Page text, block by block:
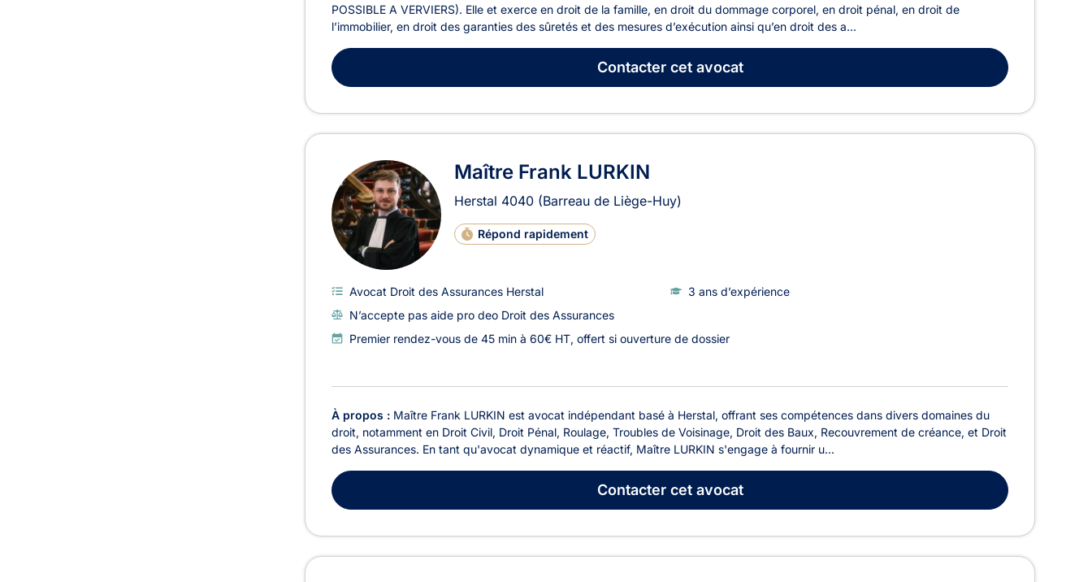
POSSIBLE A VERVIERS). Elle et exerce en droit de la famille, en droit du dommage corporel, en droit pénal, en droit de
l’immobilier, en droit des garanties des sûretés et des mesures d’exécution ainsi qu’en droit des a...
Contactercet avocat
Maître Frank LURKIN
Herstal 4040 (Barreau de Liège-Huy)
Répond rapidement
Avocat Droit des Assurances Herstal
3 ans d’expérience
N’accepte pas aide pro deo Droit des Assurances
Premier rendez-vous de 45 min à 60€ HT, offert si ouverture de dossier
À propos : Maître Frank LURKIN est avocat indépendant basé à Herstal, offrant ses compétences dans divers domaines du
droit, notamment en Droit Civil, Droit Pénal, Roulage, Troubles de Voisinage, Droit des Baux, Recouvrement de créance, et Droit
des Assurances. En tant qu'avocat dynamique et réactif, Maître LURKIN s'engage à fournir u...
Contactercet avocat